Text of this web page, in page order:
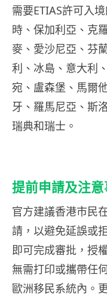
需要ETIAS許可入
時、保加利亞、克
麥、愛沙尼亞、芬
利、冰島、意大利
宛、盧森堡、馬爾
牙、羅馬尼亞、斯
瑞典和瑞士。
提前申請及注
官方建議香港市民
請，以避免延誤或
即可完成審批，授
無需打印或攜帶任
歐洲移民系統內。